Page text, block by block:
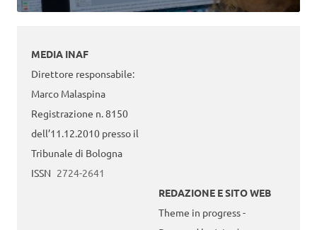
MEDIA INAF
Direttore responsabile:
Marco Malaspina
Registrazione n. 8150
dell’11.12.2010 presso il
Tribunale di Bologna
ISSN 2724-2641
REDAZIONE E SITO WEB
Theme in progress -